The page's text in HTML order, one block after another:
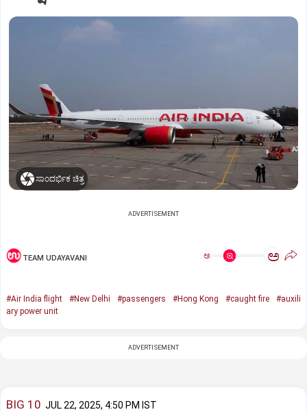
ಸಾಂದರ್ಭಿಕ ಚಿತ್ರ
ADVERTISEMENT
TEAM UDAYAVANI ಅ ಅ
#Air India flight #New Delhi #passengers #Hong Kong #caught fire
#auxili
ary power unit
ADVERTISEMENT
BIG 10 JUL 22, 2025, 4:50 PM IST